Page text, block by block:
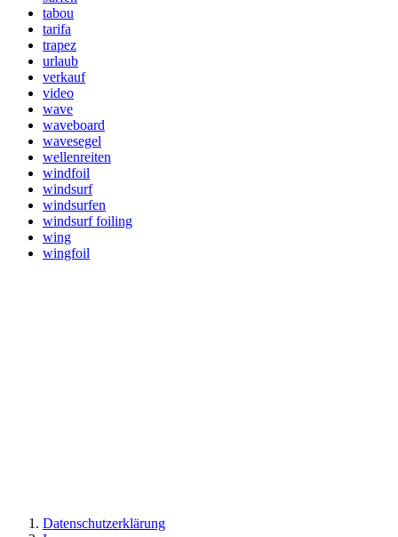
tabou
tarifa
trapez
urlaub
verkauf
video
wave
waveboard
wavesegel
wellenreiten
windfoil
windsurf
windsurfen
windsurf foiling
wing
wingfoil
Datenschutzerklärung